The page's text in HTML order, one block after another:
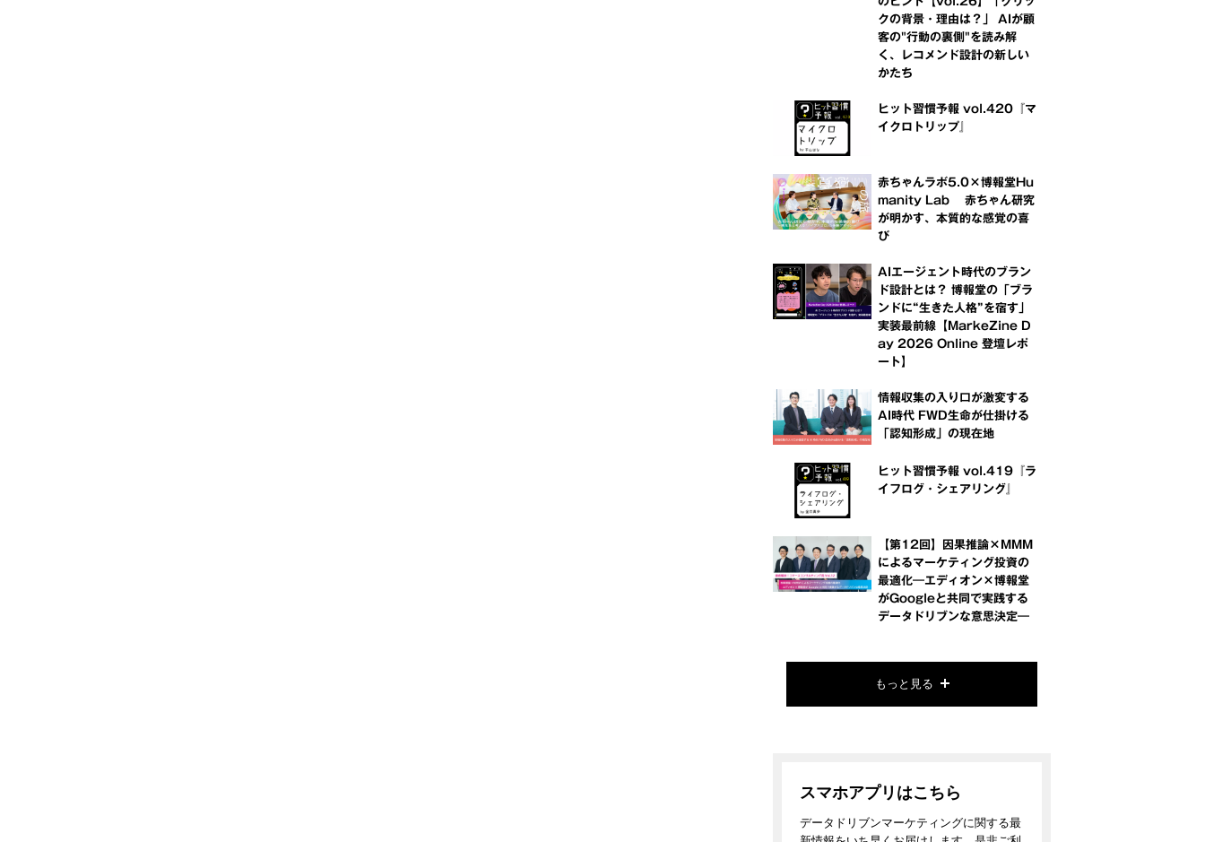
クの背景・理由は？」 AIが顧
客の"行動の裏側"を読み解
く、レコメンド設計の新しい
かたち
ヒット習慣予報 vol.420『マ
イクロトリップ』
赤ちゃんラボ5.0×博報堂Hu
manity Lab 赤ちゃん研究
が明かす、本質的な感覚の喜
び
AIエージェント時代のブラン
ド設計とは？ 博報堂の「ブラ
ンドに“生きた人格”を宿す」
実装最前線【MarkeZine D
ay 2026 Online 登壇レポ
ート】
情報収集の入り口が激変する
AI時代 FWD生命が仕掛ける
「認知形成」の現在地
ヒット習慣予報 vol.419『ラ
イフログ・シェアリング』
【第12回】因果推論×MMM
によるマーケティング投資の
最適化―エディオン×博報堂
がGoogleと共同で実践する
データドリブンな意思決定―
もっと見る
スマホアプリはこちら
データドリブンマーケティングに関する最